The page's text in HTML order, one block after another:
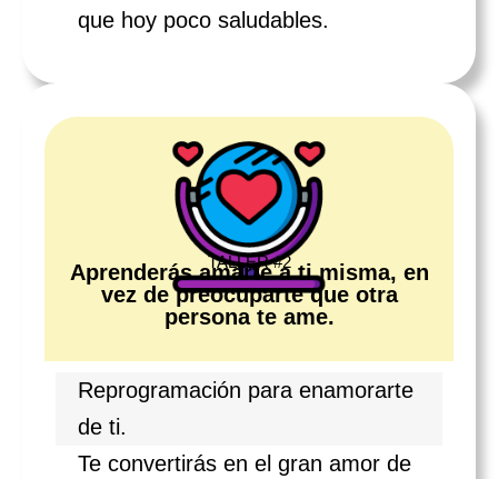
que hoy poco saludables.
TALLER #2
Aprenderás amarte a ti misma, en
vez de preocuparte que otra
persona te ame.
Reprogramación para enamorarte
de ti.
Te convertirás en el gran amor de